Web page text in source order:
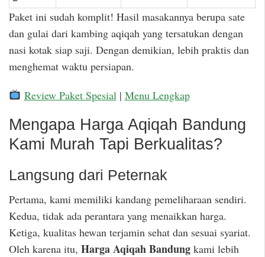
Paket ini sudah komplit! Hasil masakannya berupa sate
dan gulai dari kambing aqiqah yang tersatukan dengan
nasi kotak siap saji. Dengan demikian, lebih praktis dan
menghemat waktu persiapan.
Review Paket Spesial | Menu Lengkap
Mengapa Harga Aqiqah Bandung
Kami Murah Tapi Berkualitas?
Langsung dari Peternak
Pertama, kami memiliki kandang pemeliharaan sendiri.
Kedua, tidak ada perantara yang menaikkan harga.
Ketiga, kualitas hewan terjamin sehat dan sesuai syariat.
Oleh karena itu, Harga Aqiqah Bandung kami lebih